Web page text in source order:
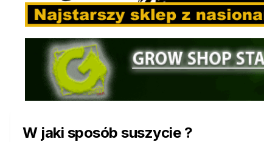
W jaki sposób suszycie ?